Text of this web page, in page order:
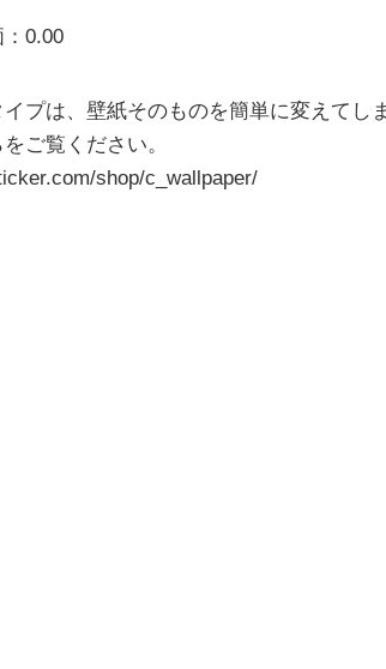
0.00
プは、壁紙そのものを簡単に変えてし
ご覧ください。
shop/c_wallpaper/